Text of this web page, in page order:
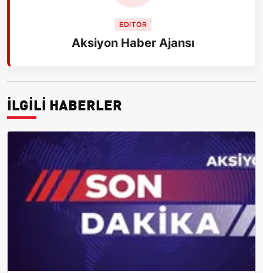
EDİTÖR
Aksiyon Haber Ajansı
İLGİLİ HABERLER